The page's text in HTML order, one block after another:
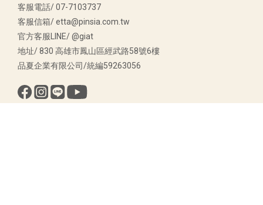
客服電話/ 07-7103737
客服信箱/ etta@pinsia.com.tw
官方客服LINE/ @giat
地址/ 830 高雄市鳳山區經武路58號6樓
品夏企業有限公司/統編59263056